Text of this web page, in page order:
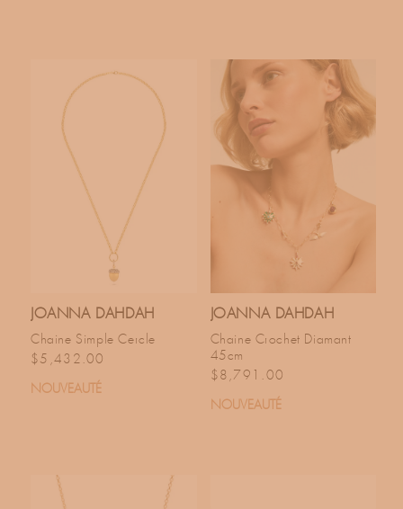
JOANNA DAHDAH
Chaine Simple Cercle
Prix habituel
$5,432.00
NOUVEAUTÉ
JOANNA DAHDAH
Chaine Crochet Diamant
45cm
Prix habituel
$8,791.00
NOUVEAUTÉ